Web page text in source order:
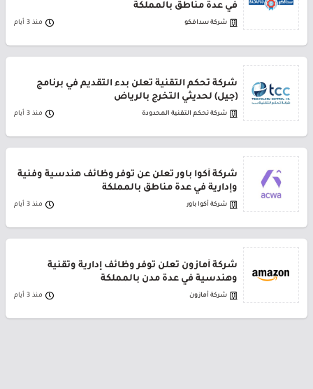
في عدة مناطق بالمملكة
شركة سدافكو منذ 3 أيام
شركة تحكم التقنية تعلن بدء التقديم في برنامج
(جيل) لحديثي التخرج بالرياض
شركة تحكم التقنية المحدودة منذ 3 أيام
شركة أكوا باور تعلن عن توفر وظائف هندسية وفنية
وإدارية في عدة مناطق بالمملكة
شركة أكوا باور منذ 3 أيام
شركة أمازون تعلن توفر وظائف إدارية وتقنية
وهندسية في عدة مدن بالمملكة
شركة أمازون منذ 3 أيام